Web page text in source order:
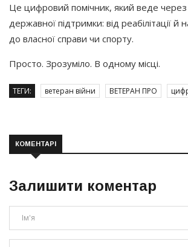
Це цифровий помічник, який веде через
державної підтримки: від реабілітації
до власної справи чи спорту.
Просто. Зрозуміло. В одному місці.
ТЕГИ: ветеран війни ВЕТЕРАН ПРО
КОМЕНТАРІ
Залишити коментар